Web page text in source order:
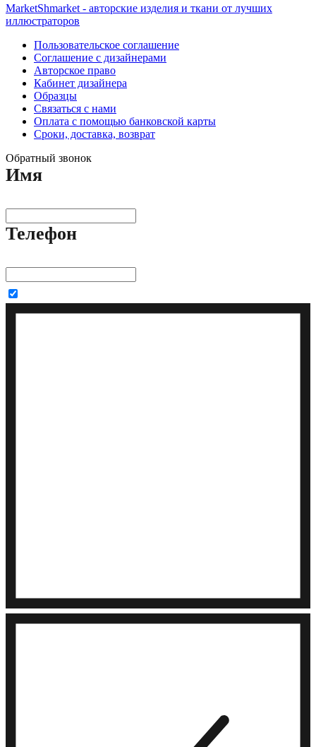
MarketShmarket - авторские изделия и ткани от лучших
иллюстраторов
Пользовательское соглашение
Соглашение с дизайнерами
Авторское право
Кабинет дизайнера
Образцы
Связаться с нами
Оплата с помощью банковской карты
Сроки, доставка, возврат
Обратный звонок
Имя
Телефон